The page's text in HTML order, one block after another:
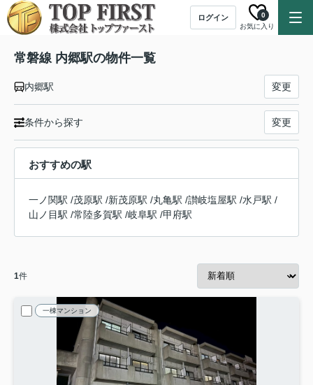
ログイン
お気に入り
0
常磐線 内郷駅の物件一覧
内郷駅 変更
条件から探す 変更
おすすめの駅
一ノ関駅 /茂原駅 /新茂原駅 /丸亀駅 /讃岐塩屋駅 /水戸駅 /
山ノ目駅 /常陸多賀駅 /岐阜駅 /甲府駅
1件
一棟マンション